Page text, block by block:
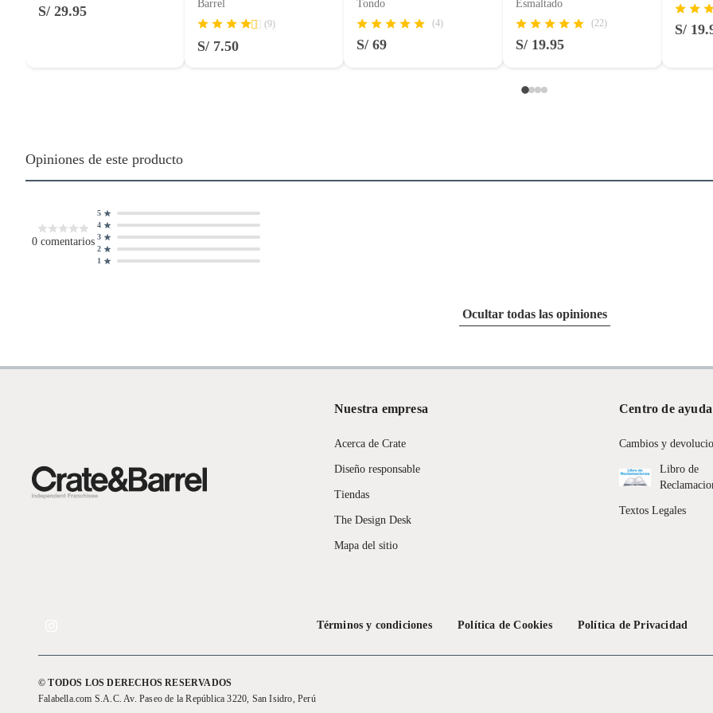
S/ 29.95
Barrel
(9)
S/ 7.50
Tondo
(4)
S/ 69
Esmaltado
(22)
S/ 19.95
S/
Opiniones de este producto
0 comentarios
1
2
3
4
5
Ocultar todas las opiniones
Nuestra empresa
Acerca de Crate
Diseño responsable
Tiendas
The Design Desk
Mapa del sitio
Centro de ayuda
Cambios y
Libro de
Textos Legales
Términos y condiciones Política de Cookies Política de Privacidad
© TODOS LOS DERECHOS RESERVADOS
Falabella.com S.A.C. Av. Paseo de la República 3220, San Isidro, Perú